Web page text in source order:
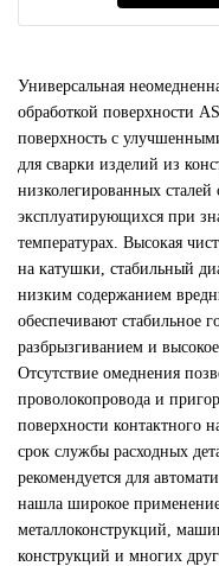
Универсальная
обработкой поверхности
поверхность с
для сварки изделий из
низколегированных
эксплуатирующихся при
температурах. Высокая
на катушки, стабильный
низким содержанием
обеспечивают стабильное
разбрызгиванием и
Отсутствие омеднения
проволокопровода и
поверхности контактного
срок службы расходных
рекомендуется для
нашла широкое
металлоконструкций,
конструкций и многих